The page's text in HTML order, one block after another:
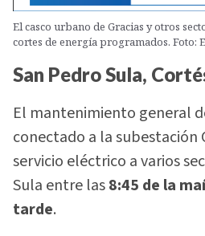
El casco urbano de Gracias y otros
cortes de energía programados. Foto:
San Pedro Sula,
El mantenimiento general
conectado a la subestación
servicio eléctrico a varios
Sula entre las8:45 de la
tarde.